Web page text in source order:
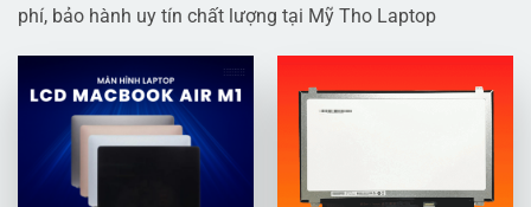
phí, bảo hành uy tín chất lượng tại Mỹ Tho Laptop